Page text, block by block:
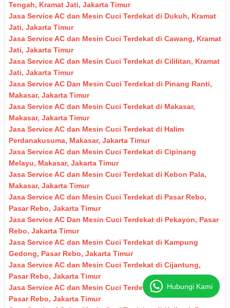
Tengah, Kramat Jati, Jakarta Timur
Jasa Service AC dan Mesin Cuci Terdekat di Dukuh, Kramat
Jati, Jakarta Timur
Jasa Service AC dan Mesin Cuci Terdekat di Cawang, Kramat
Jati, Jakarta Timur
Jasa Service AC dan Mesin Cuci Terdekat di Cililitan, Kramat
Jati, Jakarta Timur
Jasa Service AC Dan Mesin Cuci Terdekat di Pinang Ranti,
Makasar, Jakarta Timur
Jasa Service AC dan Mesin Cuci Terdekat di Makasar,
Makasar, Jakarta Timur
Jasa Service AC dan Mesin Cuci Terdekat di Halim
Perdanakusuma, Makasar, Jakarta Timur
Jasa Service AC dan Mesin Cuci Terdekat di Cipinang
Melayu, Makasar, Jakarta Timur
Jasa Service AC dan Mesin Cuci Terdekat di Kebon Pala,
Makasar, Jakarta Timur
Jasa Service AC dan Mesin Cuci Terdekat di Pasar Rebo,
Pasar Rebo, Jakarta Timur
Jasa Service AC Dan Mesin Cuci Terdekat di Pekayon, Pasar
Rebo, Jakarta Timur
Jasa Service AC dan Mesin Cuci Terdekat di Kampung
Gedong, Pasar Rebo, Jakarta Timur
Jasa Service AC dan Mesin Cuci Terdekat di Cijantung,
Pasar Rebo, Jakarta Timur
Jasa Service AC dan Mesin Cuci Terdekat di Kampung Baru,
Pasar Rebo, Jakarta Timur
Hubungi Kami